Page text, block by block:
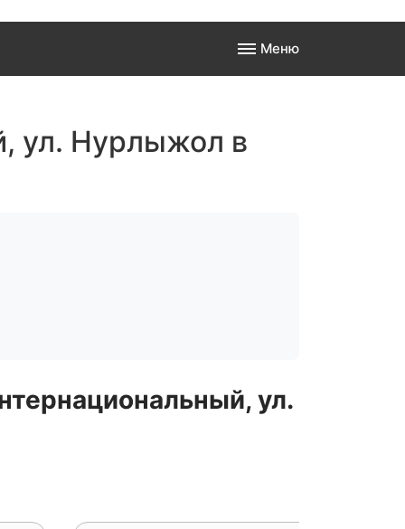
Меню
ул. Нурлыжол в
ул.